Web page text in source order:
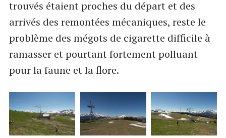
trouvés étaient proches du départ et des
arrivés des remontées mécaniques, reste le
problème des mégots de cigarette difficile à
ramasser et pourtant fortement polluant
pour la faune et la flore.